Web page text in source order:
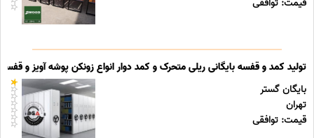
تولید کمد و قفسه بایگانی ریلی متحرک و کمد دوار انواع زونکن پوشه آویز و قفسه
بایگان گستر
تهران
قیمت: توافقی